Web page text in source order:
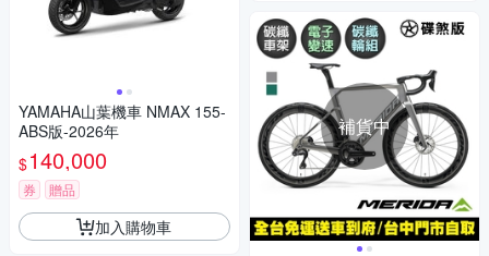
YAMAHA山葉機車 NMAX 155-
ABS版-2026年
$140,000
券 贈品
加入購物車
補貨中